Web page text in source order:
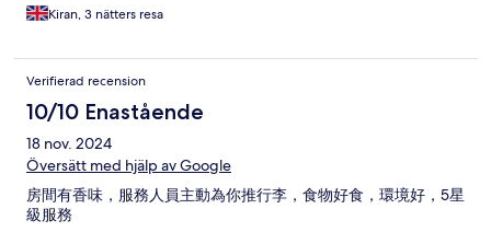
Kiran, 3 nätters resa
Verifierad recension
10/10 Enastående
18 nov. 2024
Översätt med hjälp av Google
房間有香味，服務人員主動為你推行李，食物好食，環境好，5星
級服務